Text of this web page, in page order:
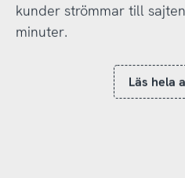
kunder strömmar till
minuter.
Läs hela